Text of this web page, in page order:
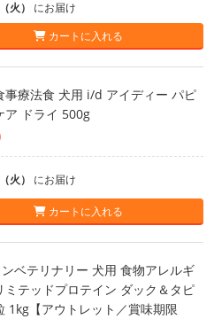
火） にお届け
カートに入れる
事療法食 犬用 i/d アイディー パピ
ア ドライ 500g
火） にお届け
カートに入れる
ベテリナリー 犬用 食物アレルギ
ミテッドプロテイン ダック＆タピ
1kg【アウトレット／賞味期限